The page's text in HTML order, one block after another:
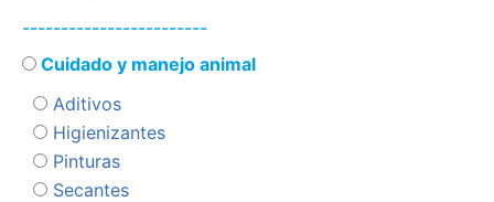
------------------------
Cuidado y manejo animal
Aditivos
Higienizantes
Pinturas
Secantes